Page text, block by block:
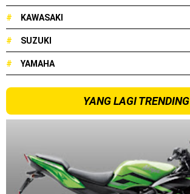
# KAWASAKI
# SUZUKI
# YAMAHA
YANG LAGI TRENDING